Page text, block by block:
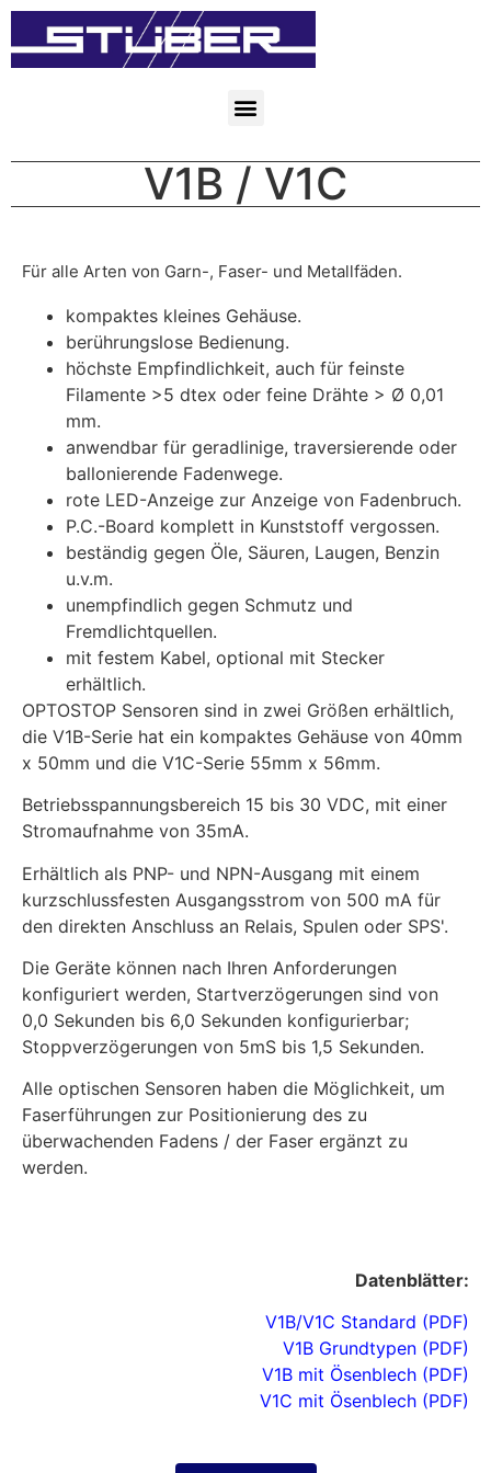
V1B / V1C
Für alle Arten von Garn-, Faser- und Metallfäden.
kompaktes kleines Gehäuse.
berührungslose Bedienung.
höchste Empfindlichkeit, auch für feinste
Filamente >5 dtex oder feine Drähte > Ø 0,01
mm.
anwendbar für geradlinige, traversierende oder
ballonierende Fadenwege.
rote LED-Anzeige zur Anzeige von Fadenbruch.
P.C.-Board komplett in Kunststoff vergossen.
beständig gegen Öle, Säuren, Laugen, Benzin
u.v.m.
unempfindlich gegen Schmutz und
Fremdlichtquellen.
mit festem Kabel, optional mit Stecker
erhältlich.
OPTOSTOP Sensoren sind in zwei Größen erhältlich,
die V1B-Serie hat ein kompaktes Gehäuse von 40mm
x 50mm und die V1C-Serie 55mm x 56mm.
Betriebsspannungsbereich 15 bis 30 VDC, mit einer
Stromaufnahme von 35mA.
Erhältlich als PNP- und NPN-Ausgang mit einem
kurzschlussfesten Ausgangsstrom von 500 mA für
den direkten Anschluss an Relais, Spulen oder SPS'.
Die Geräte können nach Ihren Anforderungen
konfiguriert werden, Startverzögerungen sind von
0,0 Sekunden bis 6,0 Sekunden konfigurierbar;
Stoppverzögerungen von 5mS bis 1,5 Sekunden.
Alle optischen Sensoren haben die Möglichkeit, um
Faserführungen zur Positionierung des zu
überwachenden Fadens / der Faser ergänzt zu
werden.
Datenblätter:
V1B/V1C Standard (PDF)
V1B Grundtypen (PDF)
V1B mit Ösenblech (PDF)
V1C mit Ösenblech (PDF)